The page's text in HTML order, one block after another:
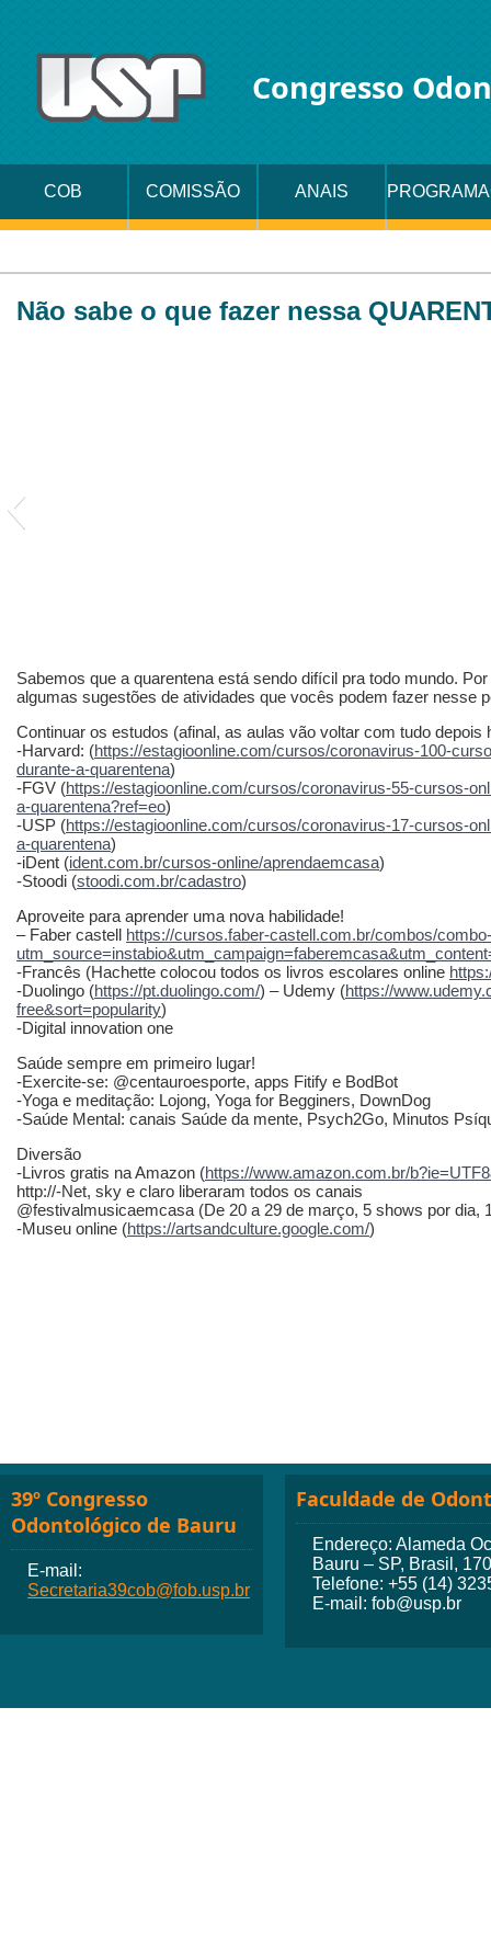
Congresso
COB COMISSÃO ANAIS
Não sabe o que fazer nessa
Sabemos que a quarentena está sendo difícil pra todo mundo.
algumas sugestões de atividades que vocês podem fazer nesse
Continuar os estudos (afinal, as aulas vão voltar com tudo depois
-Harvard: (https://estagioonline.com/cursos/coronavirus-100-
durante-a-quarentena)
-FGV (https://estagioonline.com/cursos/coronavirus-55-cursos-
a-quarentena?ref=eo)
-USP (https://estagioonline.com/cursos/coronavirus-17-cursos-
a-quarentena)
-iDent (ident.com.br/cursos-online/aprendaemcasa)
-Stoodi (stoodi.com.br/cadastro)
Aproveite para aprender uma nova habilidade!
– Faber castell https://cursos.faber-castell.com.br/combos/
-Francês (Hachette colocou todos os livros escolares online
-Duolingo (https://pt.duolingo.com/) – Udemy (https://
free&sort=popularity)
-Digital innovation one
Saúde sempre em primeiro lugar!
-Exercite-se: @centauroesporte, apps Fitify e BodBot
-Yoga e meditação: Lojong, Yoga for Begginers, DownDog
-Saúde Mental: canais Saúde da mente, Psych2Go, Minutos
Diversão
-Livros gratis na Amazon (https://www.amazon.com.br/
http://-Net, sky e claro liberaram todos os canais
@festivalmusicaemcasa (De 20 a 29 de março, 5 shows por dia,
-Museu online (https://artsandculture.google.com/)
39º Congresso
Odontológico de Bauru
E-mail:
Secretaria39cob@fob.usp.br
Faculdade de
Endereço: Alameda
Bauru – SP, Brasil,
Telefone: +55 (14)
E-mail: fob@usp.br